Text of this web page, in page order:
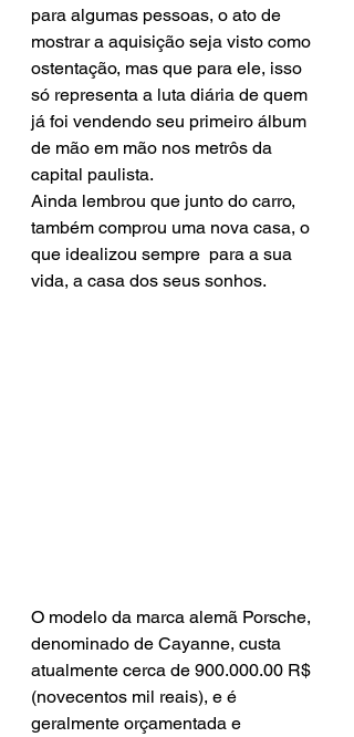
para algumas pessoas, o ato de
mostrar a aquisição seja visto como
ostentação, mas que para ele, isso
só representa a luta diária de quem
já foi vendendo seu primeiro álbum
de mão em mão nos metrôs da
capital paulista.
Ainda lembrou que junto do carro,
também comprou uma nova casa, o
que idealizou sempre  para a sua
vida, a casa dos seus sonhos.
O modelo da marca alemã Porsche,
denominado de Cayanne, custa
atualmente cerca de 900.000.00 R$
(novecentos mil reais), e é
geralmente orçamentada e